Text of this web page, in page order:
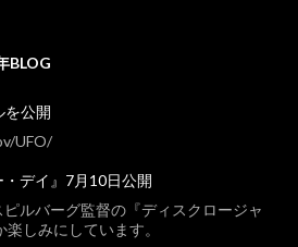
BLOG
を公開
UFO/
デイ』7月10日公開
ルバーグ監督の『ディスクロージャ
しみにしています。